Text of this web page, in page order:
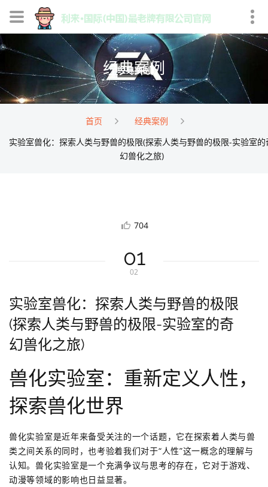
经典案例
首页
经典案例
实验室兽化：探索人类与野兽的极限(探索人类与野兽的极限-实验室的
幻兽化之旅)
704
01
02
实验室兽化：探索人类与野兽的极限
(探索人类与野兽的极限-实验室的奇
幻兽化之旅)
兽化实验室：重新定义人性，
探索兽化世界
兽化实验室是近年来备受关注的一个话题，它在探索着人类与兽
类之间关系的同时，也考验着我们对于“人性”这一概念的理解与
认知。兽化实验室是一个充满争议与思考的存在，它对于游戏、
动漫等领域的影响也日益显著。